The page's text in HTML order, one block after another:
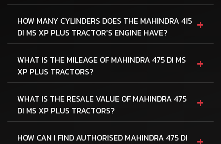
HOW MANY CYLINDERS DOES THE MAHINDRA 415
DI MS XP PLUS TRACTOR'S ENGINE HAVE?
+
WHAT IS THE MILEAGE OF MAHINDRA 475 DI MS
XP PLUS TRACTORS?
+
WHAT IS THE RESALE VALUE OF MAHINDRA 475
DI MS XP PLUS TRACTORS?
+
HOW CAN I FIND AUTHORISED MAHINDRA 475 DI